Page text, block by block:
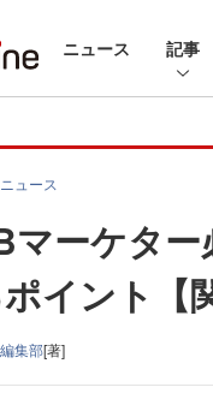
ニュース 記事
ュース
マーケター
イント【
集部[著]